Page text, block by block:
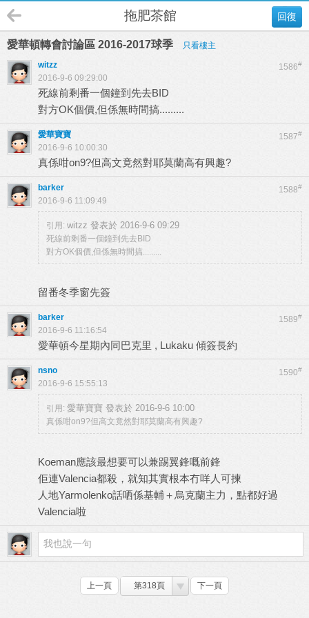
回復
拖肥茶館
愛華頓轉會討論區 2016-2017球季 只看樓主
1586#
witzz
2016-9-6 09:29:00
死線前剩番一個鐘到先去BID
對方OK個價,但係無時間搞.........
1587#
愛華寶寶
2016-9-6 10:00:30
真係咁on9?但高文竟然對耶莫蘭高有興趣?
1588#
barker
2016-9-6 11:09:49
引用: witzz 發表於 2016-9-6 09:29
死線前剩番一個鐘到先去BID
對方OK個價,但係無時間搞.........
留番冬季窗先簽
1589#
barker
2016-9-6 11:16:54
愛華頓今星期內同巴克里 , Lukaku 傾簽長約
1590#
nsno
2016-9-6 15:55:13
引用: 愛華寶寶 發表於 2016-9-6 10:00
真係咁on9?但高文竟然對耶莫蘭高有興趣?
Koeman應該最想要可以兼踢翼鋒嘅前鋒
佢連Valencia都殺，就知其實根本冇咩人可揀
人地Yarmolenko話哂係基輔＋烏克蘭主力，點都好過
Valencia啦
上一頁 第318頁 下一頁